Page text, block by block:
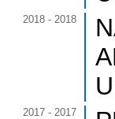
2018 - 2018
2017 - 2017